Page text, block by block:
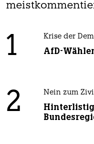
1 Krise der
AfD-
2 Nein zum